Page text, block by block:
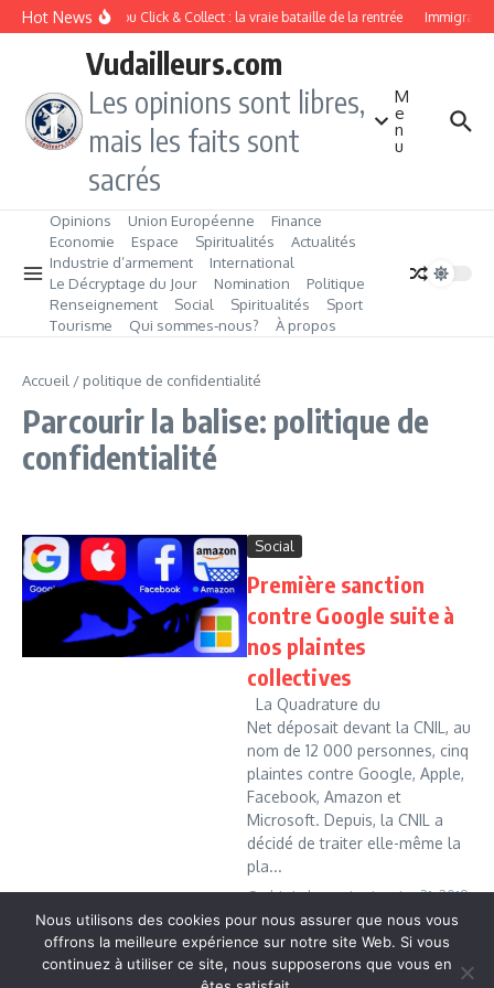
Aller au contenu
Hot NewsDrive ou Click & Collect : la vraie bataille de la rentrée
Vudailleurs.com
Les opinions sont libres,
mais les faits sont
sacrés
M
e
n
u
Opinions Union Européenne
Finance
Economie
Espace Spiritualités
Actualités
Industrie d’armement
International
Le Décryptage du Jour
Nomination
Politique
Renseignement
Social Spiritualités
Sport
Tourisme
Qui sommes‑nous? À propos
Accueil / politique de confidentialité
Parcourir la balise: politique de
confidentialité
Social
Première sanction
contre Google suite à
nos plaintes
collectives
La Quadrature du
Net déposait devant la CNIL, au
nom de 12 000 personnes, cinq
plaintes contre Google, Apple,
Facebook, Amazon et
Microsoft. Depuis, la CNIL a
décidé de traiter elle-même la
pla...
Cedric Leboussi janvier 21, 2019
Read More
Nous utilisons des cookies pour nous assurer que nous vous
offrons la meilleure expérience sur notre site Web. Si vous
continuez à utiliser ce site, nous supposerons que vous en